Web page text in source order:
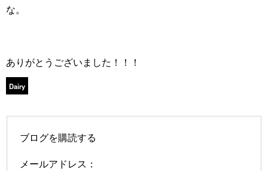
な。
ありがとうございました！！！
Dairy
ブログを購読する
メールアドレス：